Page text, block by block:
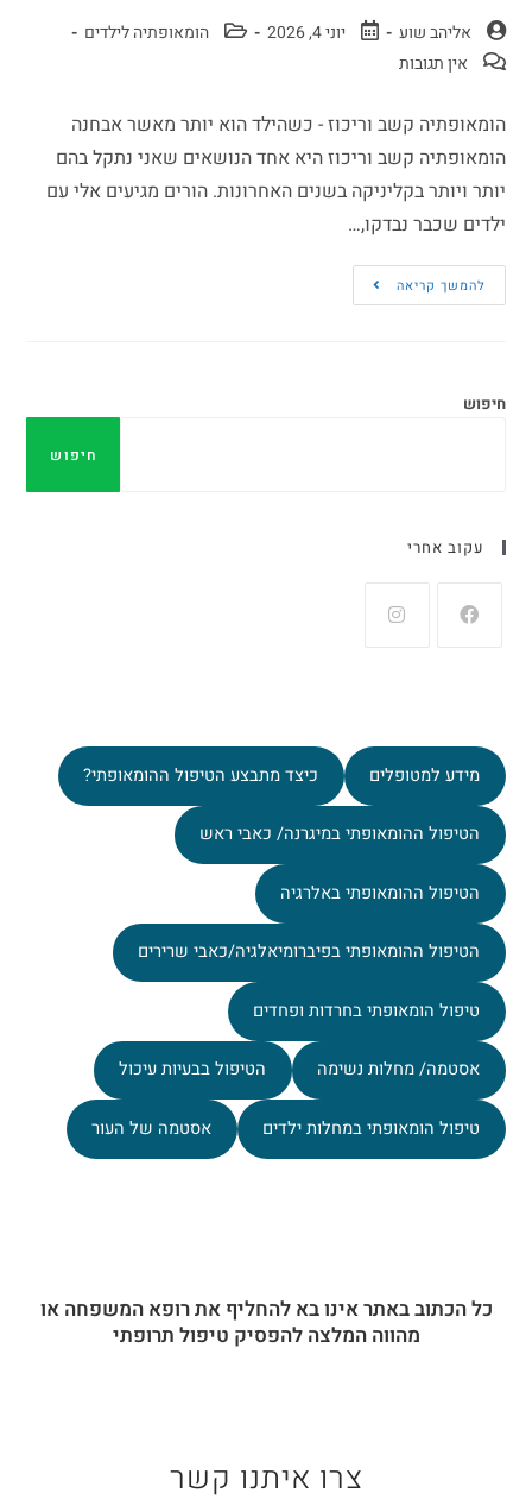
אליהב שוע יוני 4, 2026
הומאופתיה לילדים
אין תגובות
הומאופתיה קשב וריכוז - כשהילד הוא יותר מאשר אבחנה
הומאופתיה קשב וריכוז היא אחד הנושאים שאני נתקל בהם
יותר ויותר בקליניקה בשנים האחרונות. הורים מגיעים אלי עם
ילדים שכבר נבדקו,…
להמשך קריאה
חיפוש
חיפוש
עקוב אחרי
מידע למטופלים כיצד מתבצע הטיפול ההומאופתי?
הטיפול ההומאופתי במיגרנה/ כאבי ראש
הטיפול ההומאופתי באלרגיה
הטיפול ההומאופתי בפיברומיאלגיה/כאבי שרירים
טיפול הומאופתי בחרדות ופחדים
אסטמה/ מחלות נשימה הטיפול בבעיות עיכול
טיפול הומאופתי במחלות ילדים אסטמה של העור
כל הכתוב באתר אינו בא להחליף את רופא המשפחה או
מהווה המלצה להפסיק טיפול תרופתי
צרו איתנו קשר